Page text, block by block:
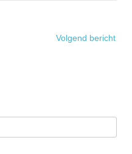
Volgend bericht